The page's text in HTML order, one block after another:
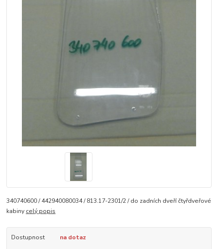
340740600 / 442940080034 / 813.17-2301/2 / do zadních dveří čtyřdveřové
kabiny celý popis
Dostupnost na dotaz